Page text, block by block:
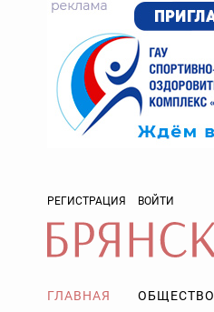
РЕГИСТРАЦИЯ ВОЙТИ
ГЛАВНАЯ ОБЩЕСТВО